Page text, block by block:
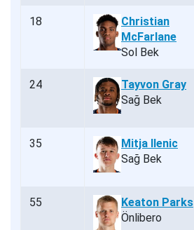
18
Christian
McFarlane
Sol Bek
24
Tayvon Gray
Sağ Bek
35
Mitja Ilenic
Sağ Bek
55
Keaton Parks
Önlibero